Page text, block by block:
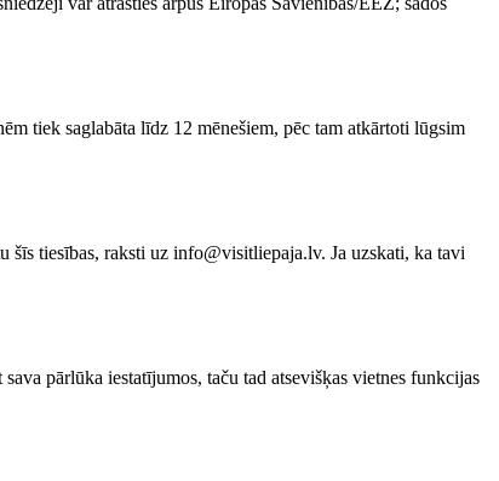
tiek saglabāta līdz 12 mēnešiem, pēc tam atkārtoti lūgsim
šīs tiesības, raksti uz info@visitliepaja.lv. Ja uzskati, ka tavi
pārlūka iestatījumos, taču tad atsevišķas vietnes funkcijas